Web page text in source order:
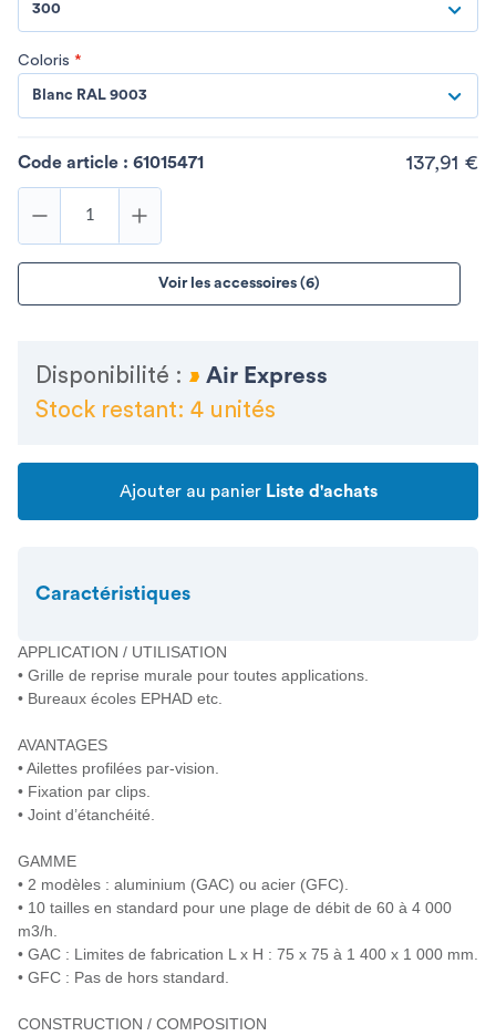
300
Coloris *
Blanc RAL 9003
Code article : 61015471 137,91 €
Voir les accessoires (6)
Disponibilité :
Air Express
Stock restant: 4 unités
Ajouter au panierListe d'achats
Caractéristiques
APPLICATION / UTILISATION
• Grille de reprise murale pour toutes applications.
• Bureaux écoles EPHAD etc.
AVANTAGES
• Ailettes profilées par-vision.
• Fixation par clips.
• Joint d’étanchéité.
GAMME
• 2 modèles : aluminium (GAC) ou acier (GFC).
• 10 tailles en standard pour une plage de débit de 60 à 4 000
m3/h.
• GAC : Limites de fabrication L x H : 75 x 75 à 1 400 x 1 000 mm.
• GFC : Pas de hors standard.
CONSTRUCTION / COMPOSITION